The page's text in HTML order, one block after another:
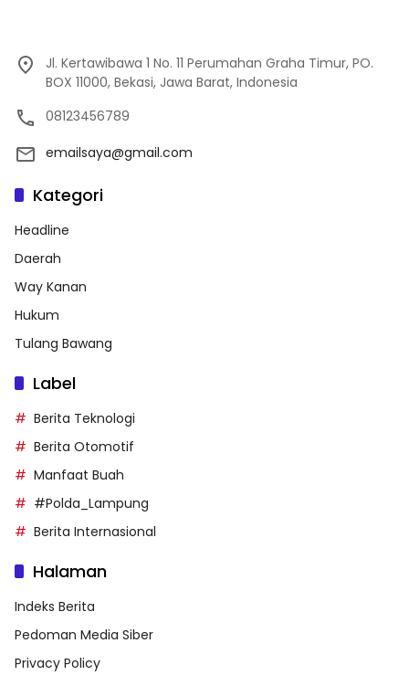
Jl. Kertawibawa 1 No. 11 Perumahan Graha Timur, PO.
BOX 11000, Bekasi, Jawa Barat, Indonesia
08123456789
emailsaya@gmail.com
Kategori
Headline
Daerah
Way Kanan
Hukum
Tulang Bawang
Label
Berita Teknologi
Berita Otomotif
Manfaat Buah
#Polda_Lampung
Berita Internasional
Halaman
Indeks Berita
Pedoman Media Siber
Privacy Policy